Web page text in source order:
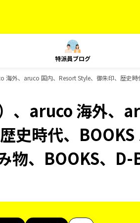
特派員ブログ
海外、aruco 国内、Resort Style、御朱印、歴史
、aruco 海外、
史時代、BOOKS
物、BOOKS、D-